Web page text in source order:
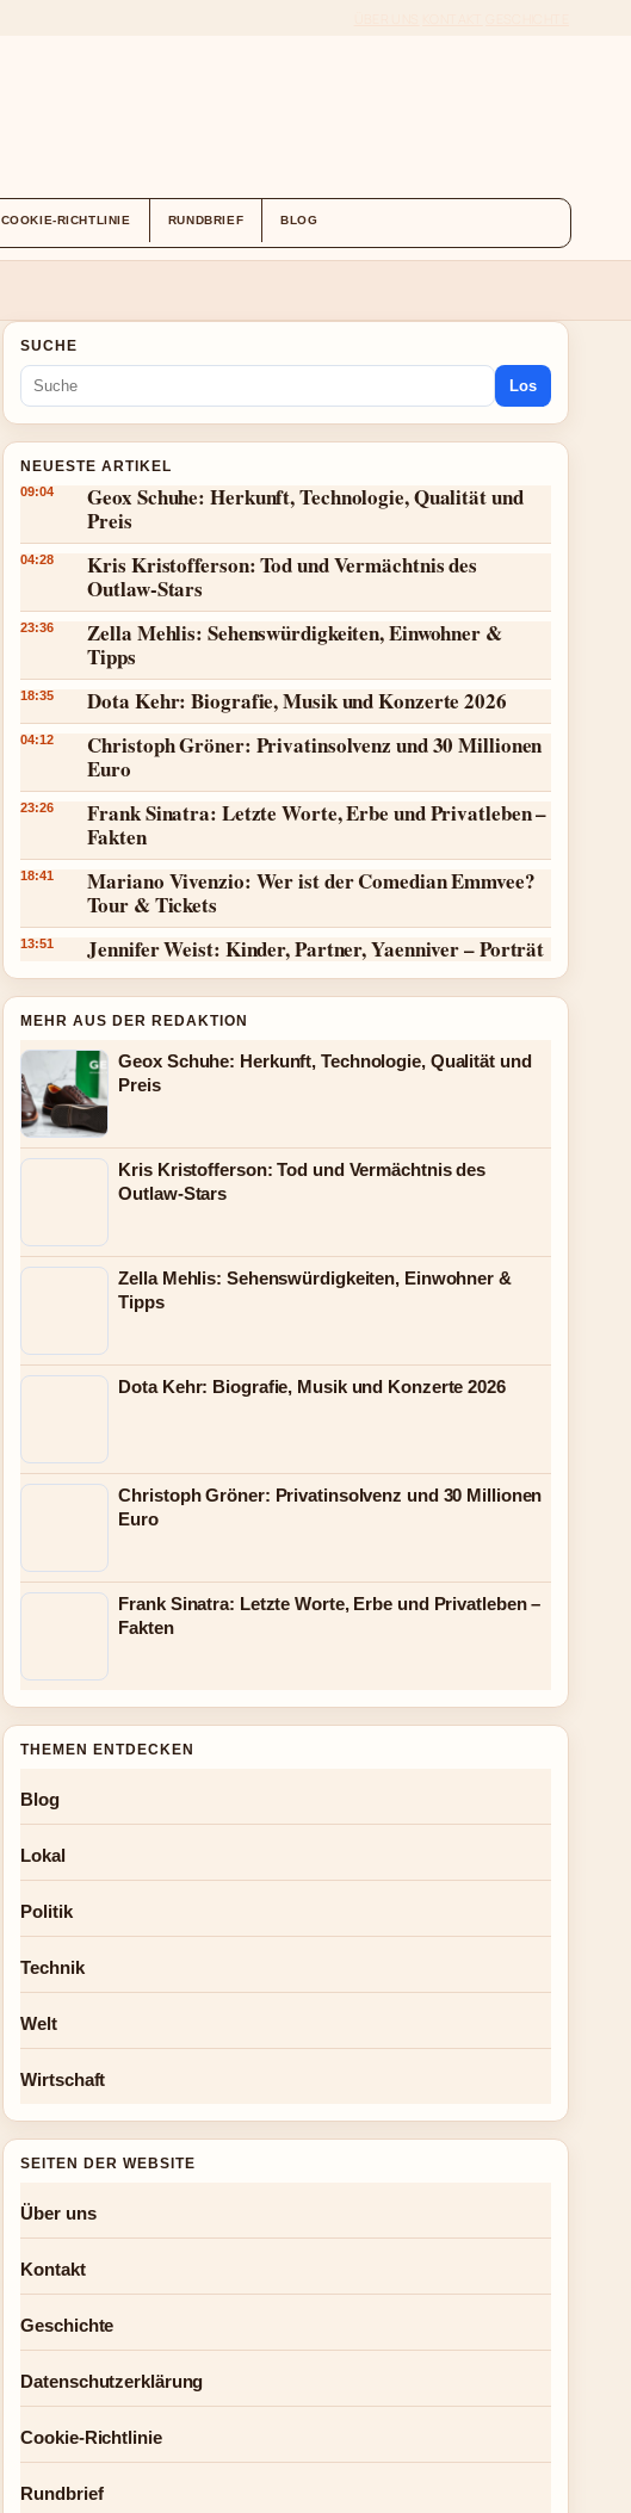
COOKIE-RICHTLINIE RUNDBRIEF BLOG
SUCHE
Los
NEUESTE ARTIKEL
09:04
Geox Schuhe: Herkunft, Technologie, Qualität und
Preis
04:28
Kris Kristofferson: Tod und Vermächtnis des
Outlaw-Stars
23:36
Zella Mehlis: Sehenswürdigkeiten, Einwohner &
Tipps
18:35 Dota Kehr: Biografie, Musik und Konzerte 2026
04:12
Christoph Gröner: Privatinsolvenz und 30 Millionen
Euro
23:26
Frank Sinatra: Letzte Worte, Erbe und Privatleben –
Fakten
18:41
Mariano Vivenzio: Wer ist der Comedian Emmvee?
Tour & Tickets
13:51 Jennifer Weist: Kinder, Partner, Yaenniver – Porträt
MEHR AUS DER REDAKTION
Geox Schuhe: Herkunft, Technologie, Qualität und
Preis
Kris Kristofferson: Tod und Vermächtnis des
Outlaw-Stars
Zella Mehlis: Sehenswürdigkeiten, Einwohner &
Tipps
Dota Kehr: Biografie, Musik und Konzerte 2026
Christoph Gröner: Privatinsolvenz und 30 Millionen
Euro
Frank Sinatra: Letzte Worte, Erbe und Privatleben –
Fakten
THEMEN ENTDECKEN
Blog
Lokal
Politik
Technik
Welt
Wirtschaft
SEITEN DER WEBSITE
Über uns
Kontakt
Geschichte
Datenschutzerklärung
Cookie-Richtlinie
Rundbrief